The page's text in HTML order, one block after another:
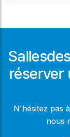
réserver
N'hésitez pas
nous